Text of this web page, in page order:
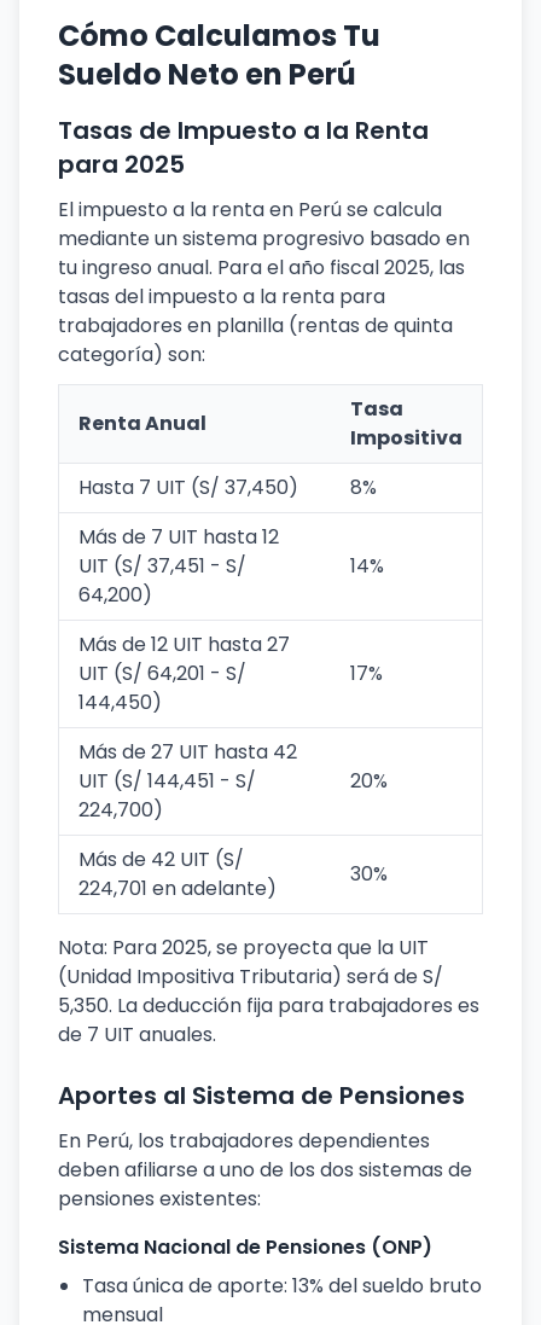
Cómo Calculamos Tu
Sueldo Neto en Perú
Tasas de Impuesto a la Renta
para 2025
El impuesto a la renta en Perú se calcula
mediante un sistema progresivo basado en
tu ingreso anual. Para el año fiscal 2025, las
tasas del impuesto a la renta para
trabajadores en planilla (rentas de quinta
categoría) son:
Renta Anual
Tasa
Impositiva
Hasta 7 UIT (S/ 37,450)
8%
Más de 7 UIT hasta 12
UIT (S/ 37,451 - S/
64,200)
14%
Más de 12 UIT hasta 27
UIT (S/ 64,201 - S/
144,450)
17%
Más de 27 UIT hasta 42
UIT (S/ 144,451 - S/
224,700)
20%
Más de 42 UIT (S/
224,701 en adelante)
30%
Nota: Para 2025, se proyecta que la UIT
(Unidad Impositiva Tributaria) será de S/
5,350. La deducción fija para trabajadores es
de 7 UIT anuales.
Aportes al Sistema de Pensiones
En Perú, los trabajadores dependientes
deben afiliarse a uno de los dos sistemas de
pensiones existentes:
Sistema Nacional de Pensiones (ONP)
Tasa única de aporte: 13% del sueldo bruto
mensual